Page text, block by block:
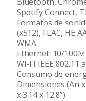
Bluetooth,
Spotify Connect,
Formatos de
(x512), FLAC, HE
WMA
Ethernet: 10/
WI-FI IEEE 802.11
Consumo de
Dimensiones (An
x 3.14 x 12.8”)